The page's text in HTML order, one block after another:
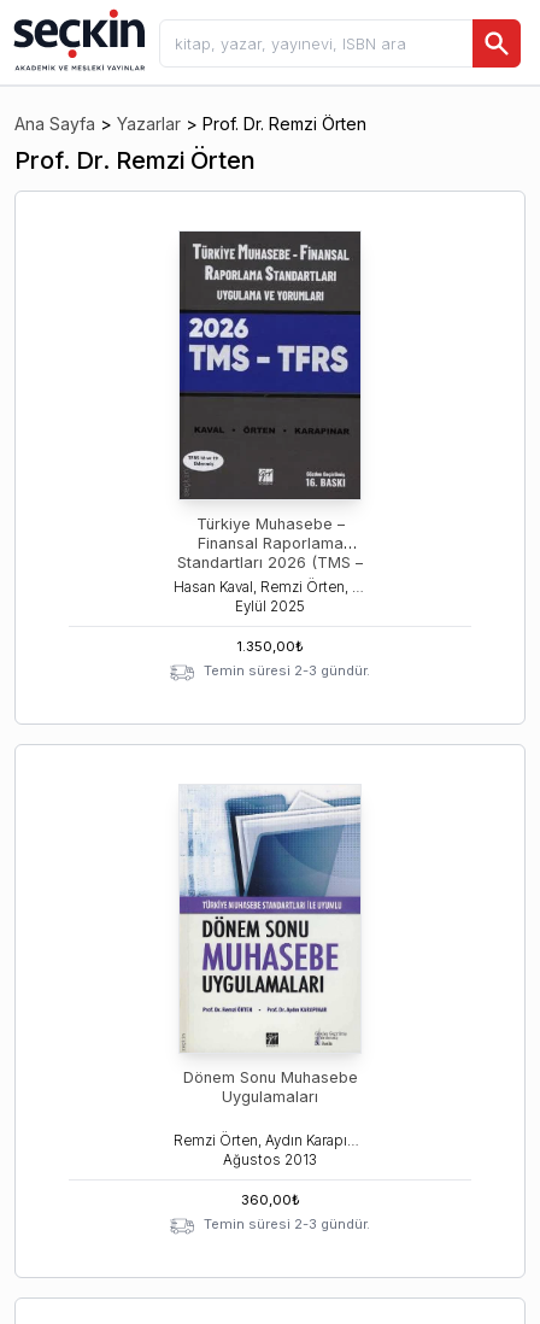
Ana Sayfa > Yazarlar > Prof. Dr. Remzi Örten
Prof. Dr. Remzi Örten
Türkiye Muhasebe –
Finansal Raporlama
Standartları 2026 (TMS –
TFRS)
Hasan Kaval, Remzi Örten, Aydın Karapınar
Eylül 2025
1.350,00₺
Temin süresi 2-3 gündür.
Dönem Sonu Muhasebe
Uygulamaları
Remzi Örten, Aydın Karapınar
Ağustos 2013
360,00₺
Temin süresi 2-3 gündür.